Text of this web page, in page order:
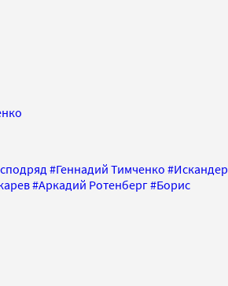
#Геннадий Тимченко #Искандер
#Аркадий Ротенберг#Борис